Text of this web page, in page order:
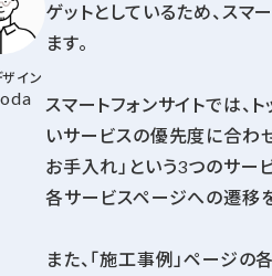
イン
ゲットとしているため、スマ
ます。
スマートフォンサイトでは
いサービスの優先度に合わ
お手入れ」という3つのサー
各サービスページへの遷移
また、「施工事例」ページ